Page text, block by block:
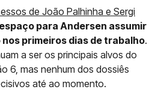
de João Palhinha e Sergi
para Andersen assumir
primeiros dias de trabalho.
a ser os principais alvos do
6, mas nenhum dos dossiês
até ao momento.